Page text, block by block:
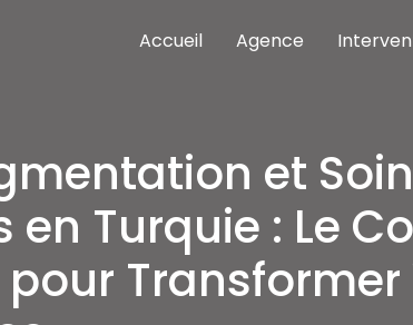
Accueil Agence
et
en Turquie : Le
Transformer